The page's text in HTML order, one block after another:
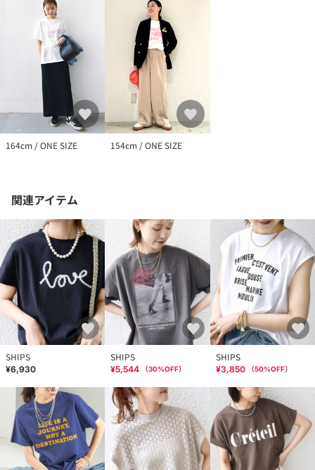
164cm / ONE SIZE 154cm / ONE SIZE
関連アイテム
SHIPS
¥6,930
SHIPS
¥5,544 （30%OFF）
SHIPS
¥3,850 （50%OFF）